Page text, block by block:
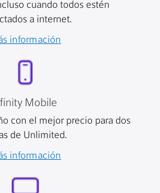
cuando todos estén
a internet.
información
Mobile
con el mejor precio para dos
de Unlimited.
información